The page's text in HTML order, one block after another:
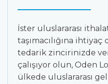
İster uluslararası
taşımacılığına
tedarik zincirinizde
çalışıyor olun, Oden
ülkede uluslararası